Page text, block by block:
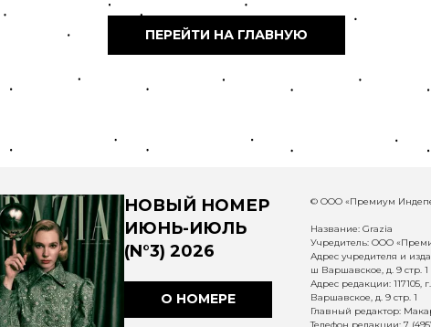
ПЕРЕЙТИ НА ГЛАВНУЮ
НОВЫЙ НОМЕР
ИЮНЬ-ИЮЛЬ
(N°3) 2026
О НОМЕРЕ
© ООО «Премиум
Название: Grazia
Учредитель: ООО
Адрес учредителя и
ш Варшавское, д. 9 стр. 1
Адрес редакции:
Варшавское, д. 9 стр. 1
Главный редактор: